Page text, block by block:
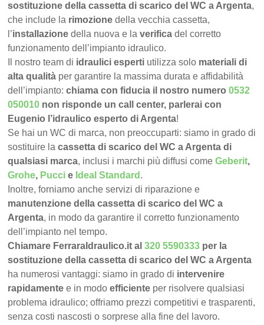
sostituzione della cassetta di scarico del WC a Argenta,
che include la rimozione della vecchia cassetta,
l’installazione della nuova e laverifica del corretto
funzionamento dell’impianto idraulico.
Il nostro team di idraulici esperti utilizza solo materiali di
alta qualità per garantire la massima durata e affidabilità
dell’impianto:chiama con fiducia il nostro numero0532
050010 non risponde un call center, parlerai con
Eugenio l’idraulico esperto di Argenta!
Se hai un WC di marca, non preoccuparti: siamo in grado di
sostituire lacassetta di scarico del WC a Argenta di
qualsiasi marca, inclusi i marchi più diffusi comeGeberit,
Grohe, Pucci e Ideal Standard .
Inoltre, forniamo anche servizi di riparazione e
manutenzione della cassetta di scarico del WC a
Argenta, in modo da garantire il corretto funzionamento
dell’impianto nel tempo.
Chiamare FerraraIdraulico.it al320 5590333 per la
sostituzione della cassetta di scarico del WC a Argenta
ha numerosi vantaggi: siamo in grado di intervenire
rapidamente e in modoefficiente per risolvere qualsiasi
problema idraulico; offriamo prezzi competitivi e trasparenti,
senza costi nascosti o sorprese alla fine del lavoro.